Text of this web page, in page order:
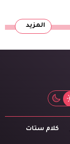
المزيد
كلام ستات